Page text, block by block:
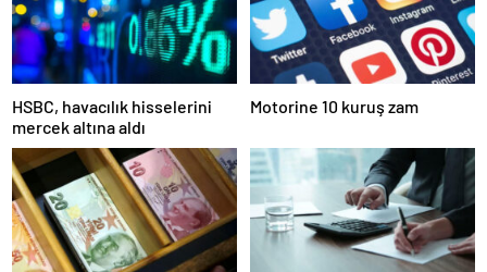
HSBC, havacılık hisselerini
mercek altına aldı
Motorine 10 kuruş zam